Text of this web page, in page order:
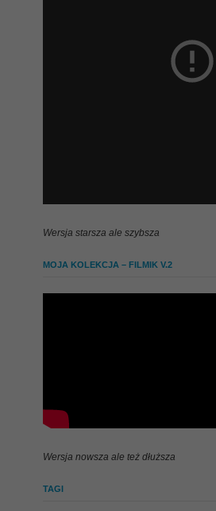
Wersja starsza ale szybsza
MOJA KOLEKCJA – FILMIK V.2
Wersja nowsza ale też dłuższa
TAGI